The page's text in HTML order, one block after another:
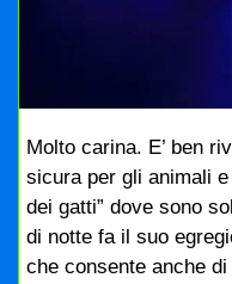
Molto carina. E’ ben
sicura per gli animali
dei gatti” dove sono
di notte fa il suo
che consente anche